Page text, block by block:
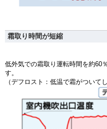
霜取り時間が短縮
低外気での霜取り運転時間を約60
す。
（デフロスト：低温で霜がついて